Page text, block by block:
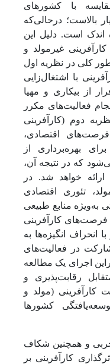
با کشورهای
بالاست؛ درحالی‌که
اندک است. دلیل این
غیرمولد و
کلی در نظریه اول
با اشتغال‌زایی
از بیکاری و مهیا
فعالیت‌های مکرر
دوم (کارآفرینی
فرصت‌های اقتصادی،
بهره‌برداری از
که در نتیجه آن،
خواهد شد. در
تئوری اقتصادی
به‌ویژه منابع طبیعی
فرصت‌های کارآفرینی
انحراف انگیزه‌ها به
در فعالیت‌های
اجرای یک مطالعه
رقابت‌پذیری و
کارآفرینی (مولد و
کشورها
و همچنین شکاف
کارآفرینی بر